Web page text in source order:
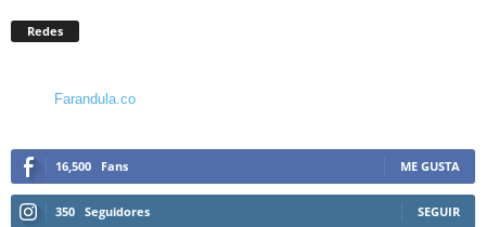
Redes
Farandula.co
16,500 Fans ME GUSTA
350 Seguidores SEGUIR